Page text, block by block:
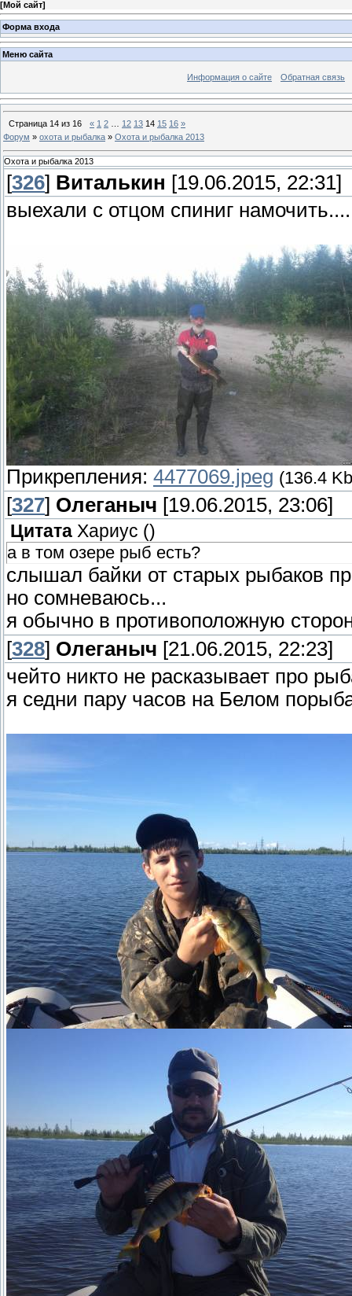
[Мой сайт]
Форма входа
Меню сайта
Информация о сайте Обратная связь
Страница 14 из 16 « 1 2 12 13 14 15 16 »
Форум » охота и рыбалка » Охота и рыбалка 2013
Охота и рыбалка 2013
[326] Виталькин [19.06.2015, 22:31]
выехали с отцом спиниг
Прикрепления: 4477069.jpeg (136.4
[327] Олеганыч [19.06.2015, 23:06]
Цитата Хариус ()
а в том озере рыб есть?
слышал байки от старых рыбаков
но сомневаюсь...
я обычно в противоположную
[328] Олеганыч [21.06.2015, 22:23]
чейто никто не расказывает про
я седни пару часов на Белом